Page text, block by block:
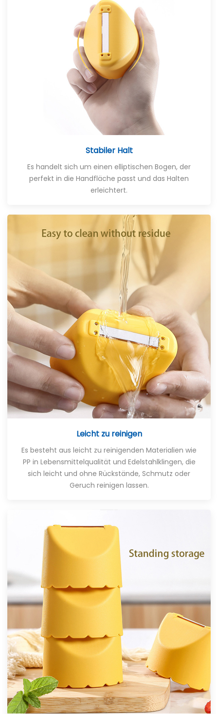
Stabiler Halt
Es handelt sich um einen elliptischen Bogen, der
perfekt in die Handfläche passt und das Halten
erleichtert.
Leicht zu reinigen
Es besteht aus leicht zu reinigenden Materialien wie
PP in Lebensmittelqualität und Edelstahlklingen, die
sich leicht und ohne Rückstände, Schmutz oder
Geruch reinigen lassen.